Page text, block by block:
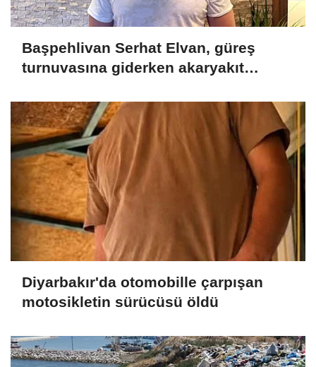
Başpehlivan Serhat Elvan, güreş
turnuvasına giderken akaryakıt
Diyarbakır'da otomobille çarpışan
motosikletin sürücüsü öldü